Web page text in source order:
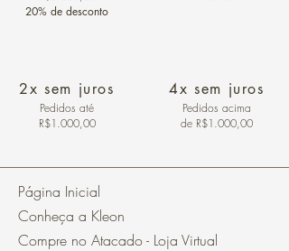
20% de desconto
2x sem juros
Pedidos até
R$1.000,00
4x sem juros
Pedidos acima
de R$1.000,00
Página Inicial
Conheça a Kleon
Compre no Atacado - Loja Virtual